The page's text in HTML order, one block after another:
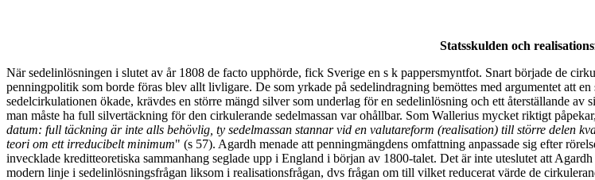
Statsskulden och
När sedelinlösningen i slutet av år 1808 de facto upphörde, fick Sverige en s k pappersmyntfot. Snart började de
penningpolitik som borde föras blev allt livligare. De som yrkade på sedelindragning bemöttes med argumentet att
sedelcirkulationen ökade, krävdes en större mängd silver som underlag för en sedelinlösning och ett återställande
man måste ha full silvertäckning för den cirkulerande sedelmassan var ohållbar. Som Wallerius mycket riktigt
datum: full täckning är inte alls behövlig, ty sedelmassan stannar vid en valutareform (realisation) till större delen
teori om ett irreducibelt minimum" (s 57). Agardh menade att penningmängdens omfattning anpassade sig efter
invecklade kreditteoretiska sammanhang seglade upp i England i början av 1800-talet. Det är inte uteslutet att
modern linje i sedelinlösningsfrågan liksom i realisationsfrågan, dvs frågan om till vilket reducerat värde de